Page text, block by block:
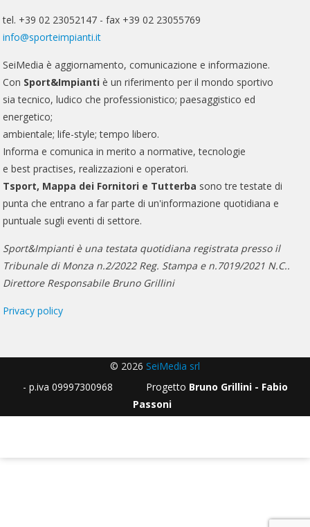
tel. +39 02 23052147 - fax +39 02 23055769
info@sporteimpianti.it
SeiMedia è aggiornamento, comunicazione e informazione.
Con Sport&Impianti è un riferimento per il mondo sportivo
sia tecnico, ludico che professionistico; paesaggistico ed
energetico;
ambientale; life-style; tempo libero.
Informa e comunica in merito a normative, tecnologie
e best practises, realizzazioni e operatori.
Tsport, Mappa dei Fornitori e Tutterba sono tre testate di
punta che entrano a far parte di un'informazione quotidiana e
puntuale sugli eventi di settore.
Sport&Impianti è una testata quotidiana registrata presso il
Tribunale di Monza n.2/2022 Reg. Stampa e n.7019/2021 N.C..
Direttore Responsabile Bruno Grillini
Privacy policy
© 2026 SeiMedia srl
- p.iva 09997300968 Progetto Bruno Grillini - Fabio
Passoni